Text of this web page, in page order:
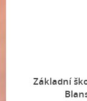
Základní